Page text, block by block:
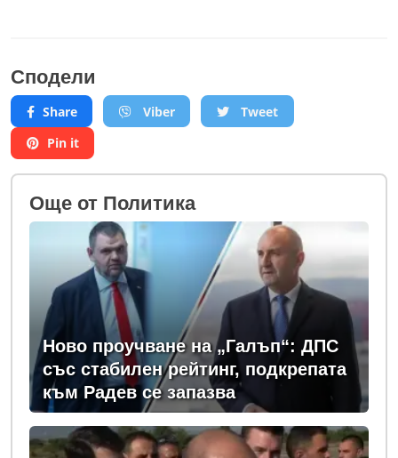
Сподели
Share Viber
Tweet
Pin it
Oще от Политика
Ново проучване на „Галъп“: ДПС
със стабилен рейтинг, подкрепата
към Радев се запазва